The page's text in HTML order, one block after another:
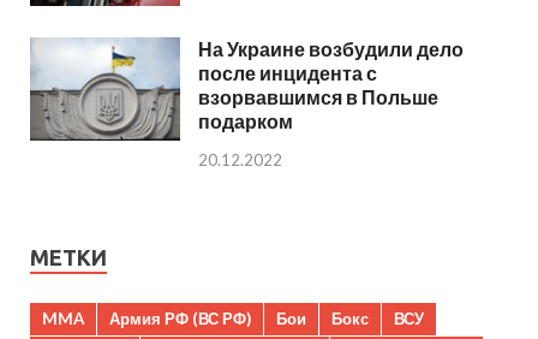
На Украине возбудили дело
после инцидента с
взорвавшимся в Польше
подарком
20.12.2022
МЕТКИ
MMA Армия РФ (ВС РФ) Бои Бокс
ВСУ